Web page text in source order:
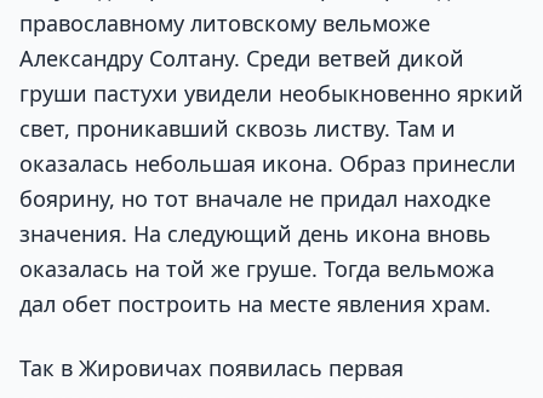
православному литовскому вельможе
Александру Солтану. Среди ветвей дикой
груши пастухи увидели необыкновенно яркий
свет, проникавший сквозь листву. Там и
оказалась небольшая икона. Образ принесли
боярину, но тот вначале не придал находке
значения. На следующий день икона вновь
оказалась на той же груше. Тогда вельможа
дал обет построить на месте явления храм.
Так в Жировичах появилась первая